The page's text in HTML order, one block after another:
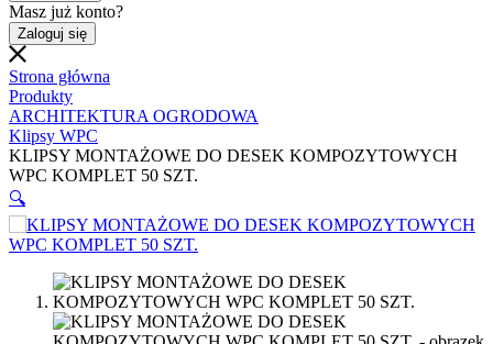
Masz już konto?
Zaloguj się
Strona główna
Produkty
ARCHITEKTURA OGRODOWA
Klipsy WPC
KLIPSY MONTAŻOWE DO DESEK KOMPOZYTOWYCH
WPC KOMPLET 50 SZT.
🔍